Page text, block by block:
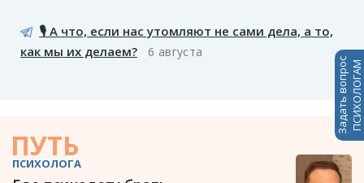
🎙️ А что, если нас утомляют не сами дела, а то,
как мы их делаем?
6 августа
ПУТЬ
ПСИХОЛОГА
Задать вопросПСИХОЛОГАМ